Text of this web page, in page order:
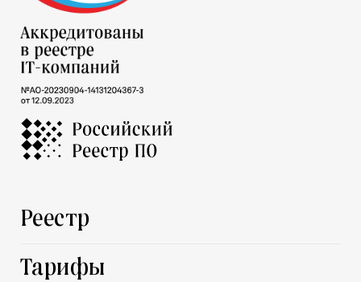
Реестр
Тарифы